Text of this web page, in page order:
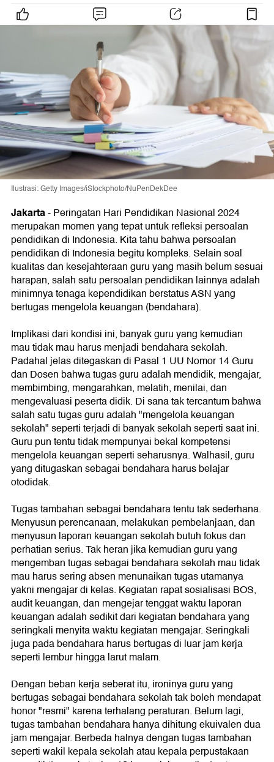
Ilustrasi: Getty Images/iStockphoto/NuPenDekDee
Jakarta-Peringatan Hari Pendidikan Nasional 2024
merupakan momen yang tepat untuk refleksi persoalan
pendidikan di Indonesia. Kita tahu bahwa persoalan
pendidikan di Indonesia begitu kompleks. Selain soal
kualitas dan kesejahteraan guru yang masih belum sesuai
harapan, salah satu persoalan pendidikan lainnya adalah
minimnya tenaga kependidikan berstatus ASN yang
bertugas mengelola keuangan (bendahara).
Implikasi dari kondisi ini, banyak guru yang kemudian
mau tidak mau harus menjadi bendahara sekolah.
Padahal jelas ditegaskan di Pasal 1 UU Nomor 14 Guru
dan Dosen bahwa tugas guru adalah mendidik, mengajar,
membimbing, mengarahkan, melatih, menilai, dan
mengevaluasi peserta didik. Di sana tak tercantum bahwa
salah satu tugas guru adalah "mengelola keuangan
sekolah" seperti terjadi di banyak sekolah seperti saat ini.
Guru pun tentu tidak mempunyai bekal kompetensi
mengelola keuangan seperti seharusnya. Walhasil, guru
yang ditugaskan sebagai bendahara harus belajar
otodidak.
Tugas tambahan sebagai bendahara tentu tak sederhana.
Menyusun perencanaan, melakukan pembelanjaan, dan
menyusun laporan keuangan sekolah butuh fokus dan
perhatian serius. Tak heran jika kemudian guru yang
mengemban tugas sebagai bendahara sekolah mau tidak
mau harus sering absen menunaikan tugas utamanya
yakni mengajar di kelas. Kegiatan rapat sosialisasi BOS,
audit keuangan, dan mengejar tenggat waktu laporan
keuangan adalah sedikit dari kegiatan bendahara yang
seringkali menyita waktu kegiatan mengajar. Seringkali
juga pada bendahara harus bertugas di luar jam kerja
seperti lembur hingga larut malam.
Dengan beban kerja seberat itu, ironinya guru yang
bertugas sebagai bendahara sekolah tak boleh mendapat
honor "resmi" karena terhalang peraturan. Belum lagi,
tugas tambahan bendahara hanya dihitung ekuivalen dua
jam mengajar. Berbeda halnya dengan tugas tambahan
seperti wakil kepala sekolah atau kepala perpustakaan